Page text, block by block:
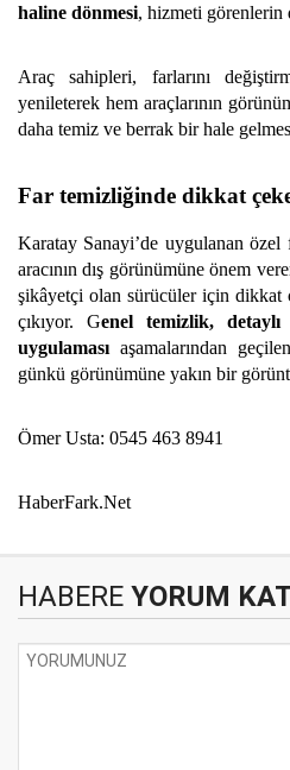
haline dönmesi, hizmeti
Araç sahipleri, farlarını
yenileterek hem araçlarının
daha temiz ve berrak bir hale
Far temizliğinde dikkat
Karatay Sanayi’de uygulanan
aracının dış görünümüne önem
şikâyetçi olan sürücüler için
çıkıyor. Genel temizlik,
uygulaması aşamalarından
günkü görünümüne yakın bir
Ömer Usta: 0545 463 8941
HaberFark.Net
HABERE YORUM